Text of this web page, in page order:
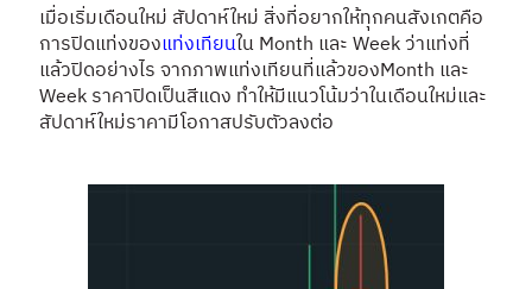
เมื่อเริ่มเดือนใหม่ สัปดาห์ใหม่ สิ่งที่อยากให้ทุกคนสังเกตคือ
การปิดแท่งของแท่งเทียนใน Month และ Week ว่าแท่งที่
แล้วปิดอย่างไร จากภาพแท่งเทียนที่แล้วของMonth และ
Week ราคาปิดเป็นสีแดง ทำให้มีแนวโน้มว่าในเดือนใหม่และ
สัปดาห์ใหม่ราคามีโอกาสปรับตัวลงต่อ